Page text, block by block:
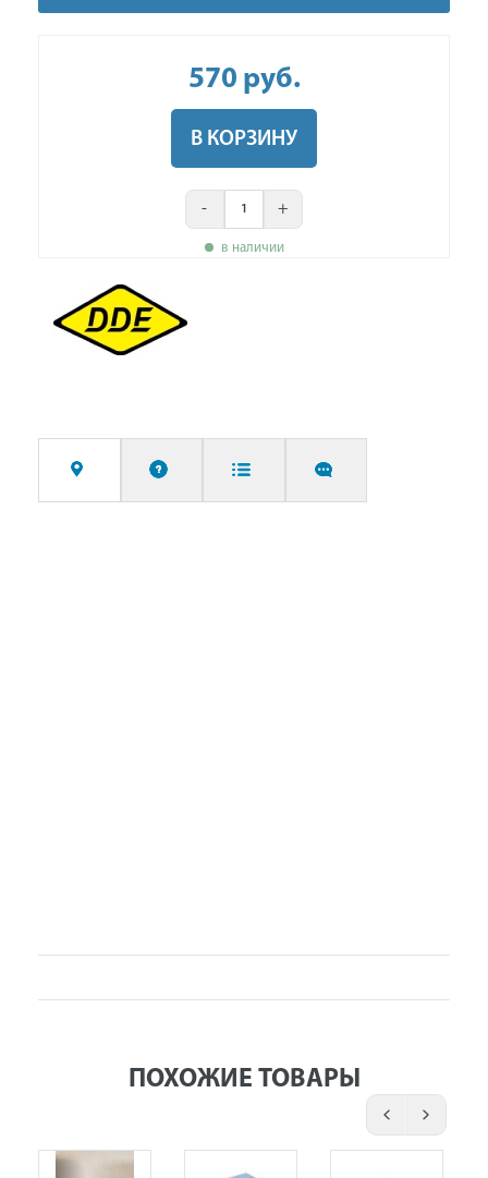
570 руб.
В КОРЗИНУ
- +
в наличии
ПОХОЖИЕ ТОВАРЫ